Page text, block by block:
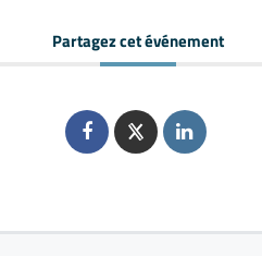
Partagez cet événement